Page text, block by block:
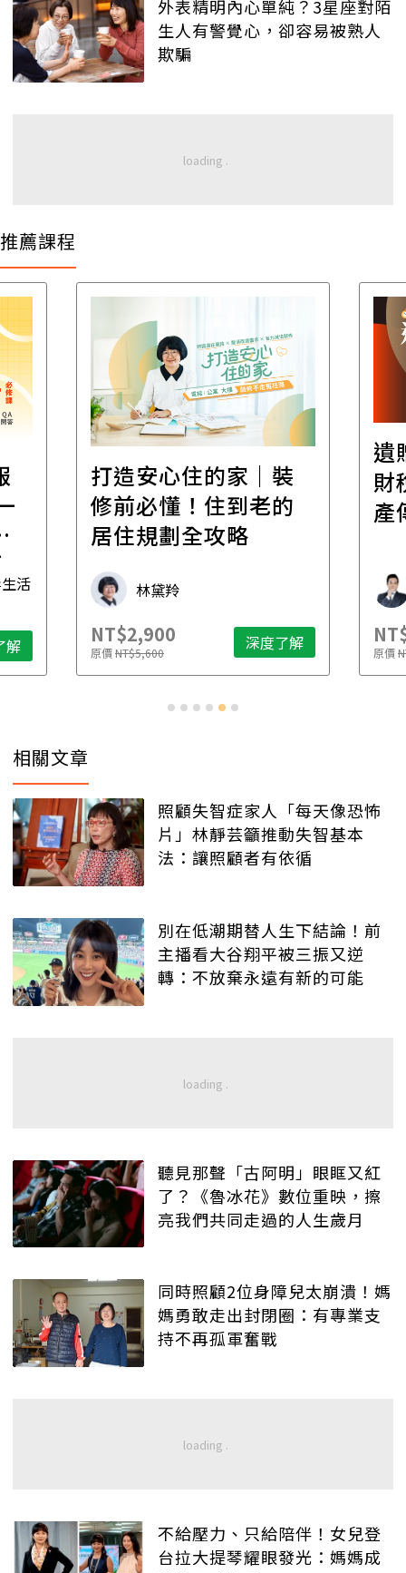
外表精明內心單純？3星座對陌
生人有警覺心，卻容易被熟人
欺騙
推薦課程
活
解
打造安心住的家｜裝
修前必懂！住到老的
居住規劃全攻略
林黛羚
NT$2,900
原價NT$5,600 深度了解
遺
財
產
原價
相關文章
照顧失智症家人「每天像恐怖
片」林靜芸籲推動失智基本
法：讓照顧者有依循
別在低潮期替人生下結論！前
主播看大谷翔平被三振又逆
轉：不放棄永遠有新的可能
聽見那聲「古阿明」眼眶又紅
了？《魯冰花》數位重映，擦
亮我們共同走過的人生歲月
同時照顧2位身障兒太崩潰！媽
媽勇敢走出封閉圈：有專業支
持不再孤軍奮戰
不給壓力、只給陪伴！女兒登
台拉大提琴耀眼發光：媽媽成